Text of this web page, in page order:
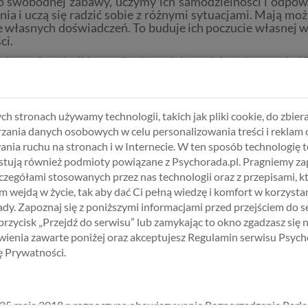
i uczą się radzić sobie z różnymi sytuacjami. Mają
doświadczeń. To buduje ich poczucie
relacji i rozwijania umiejętności społecznych.
tworzą gry, projekty czy scenariusze. Podczas
są niezbędne w dorosłym życiu, dlatego warto
fizyczną. Gdy dzieci mają czas na swobodne
zdrowia i rozwoju
na Rozwiązaniu
USŁUGĘ, SPECJALISTĘ I
stronach używamy technologii, takich jak pliki cookie, do
danych osobowych w celu personalizowania treści i reklam
ruchu na stronach i w Internecie. W ten sposób technologię
również podmioty powiązane z Psychorada.pl. Pragniemy
stosowanych przez nas technologii oraz z przepisami,
wejdą w życie, tak aby dać Ci pełną wiedzę i komfort w
Zapoznaj się z poniższymi informacjami przed przejściem do
„Przejdź do serwisu” lub zamykając to okno zgadzasz się
zawarte poniżej oraz akceptujesz Regulamin serwisu
Prywatności.
maja 2018 r. rozpoczyna obowiązywanie Rozporządzenie